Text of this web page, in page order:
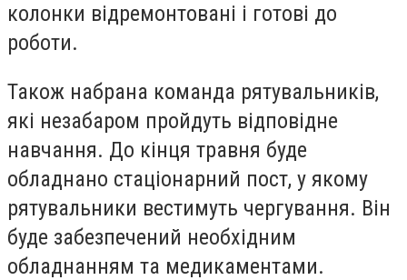
колонки відремонтовані і готові до
роботи.
Також набрана команда рятувальників,
які незабаром пройдуть відповідне
навчання. До кінця травня буде
обладнано стаціонарний пост, у якому
рятувальники вестимуть чергування. Він
буде забезпечений необхідним
обладнанням та медикаментами.